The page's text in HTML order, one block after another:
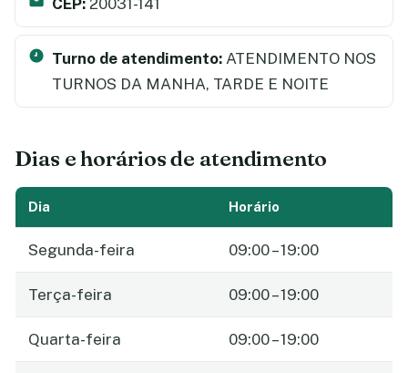
Turno de atendimento: ATENDIMENTO NOS
TURNOS DA MANHA, TARDE E NOITE
Dias e horários de atendimento
Dia Horário
Segunda-feira 09:00 – 19:00
Terça-feira 09:00 – 19:00
Quarta-feira 09:00 – 19:00